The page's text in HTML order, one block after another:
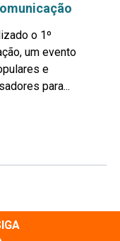
o 1º
um evento
e
para...